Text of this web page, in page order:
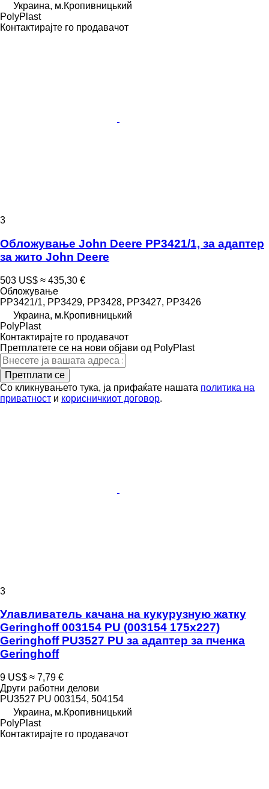
Украина, м.Кропивницький
PolyPlast
Контактирајте го продавачот
3
Обложување John Deere РР3421/1, за адаптер
за жито John Deere
503 US$ ≈ 435,30 €
Обложување
РР3421/1, РР3429, РР3428, РР3427, РР3426
Украина, м.Кропивницький
PolyPlast
Контактирајте го продавачот
Претплатете се на нови објави од PolyPlast
Претплати се
Со кликнувањето тука, ја прифаќате нашата политика на
приватност и корисничкиот договор.
3
Улавливатель качана на кукурузную жатку
Geringhoff 003154 PU (003154 175x227)
Geringhoff PU3527 PU за адаптер за пченка
Geringhoff
9 US$ ≈ 7,79 €
Други работни делови
PU3527 PU 003154, 504154
Украина, м.Кропивницький
PolyPlast
Контактирајте го продавачот